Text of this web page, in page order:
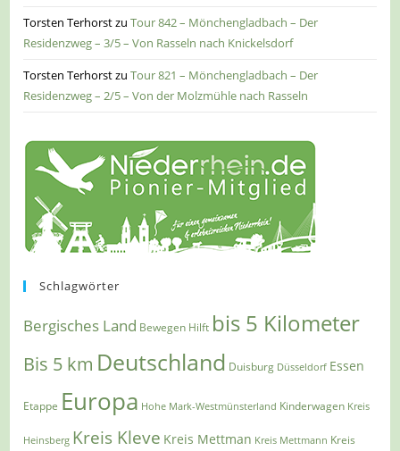
Torsten TerhorstzuTour 842 – Mönchengladbach – Der
Residenzweg – 3/5 – Von Rasseln nach Knickelsdorf
Torsten TerhorstzuTour 821 – Mönchengladbach – Der
Residenzweg – 2/5 – Von der Molzmühle nach Rasseln
Schlagwörter
Bergisches Land Bewegen Hilft bis 5 Kilometer
Bis 5 km Deutschland Duisburg Düsseldorf Essen
Etappe Europa Hohe Mark-Westmünsterland Kinderwagen Kreis
Heinsberg Kreis Kleve Kreis Mettman Kreis Mettmann Kreis